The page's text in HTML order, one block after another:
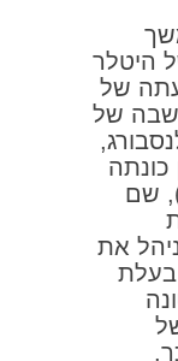
היטלר
עד כניעתה של
במאי 1945. מושבה של
כונתה
שם
את